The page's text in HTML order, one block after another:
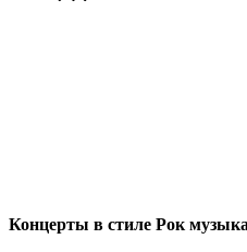
Концерты в стиле Рок